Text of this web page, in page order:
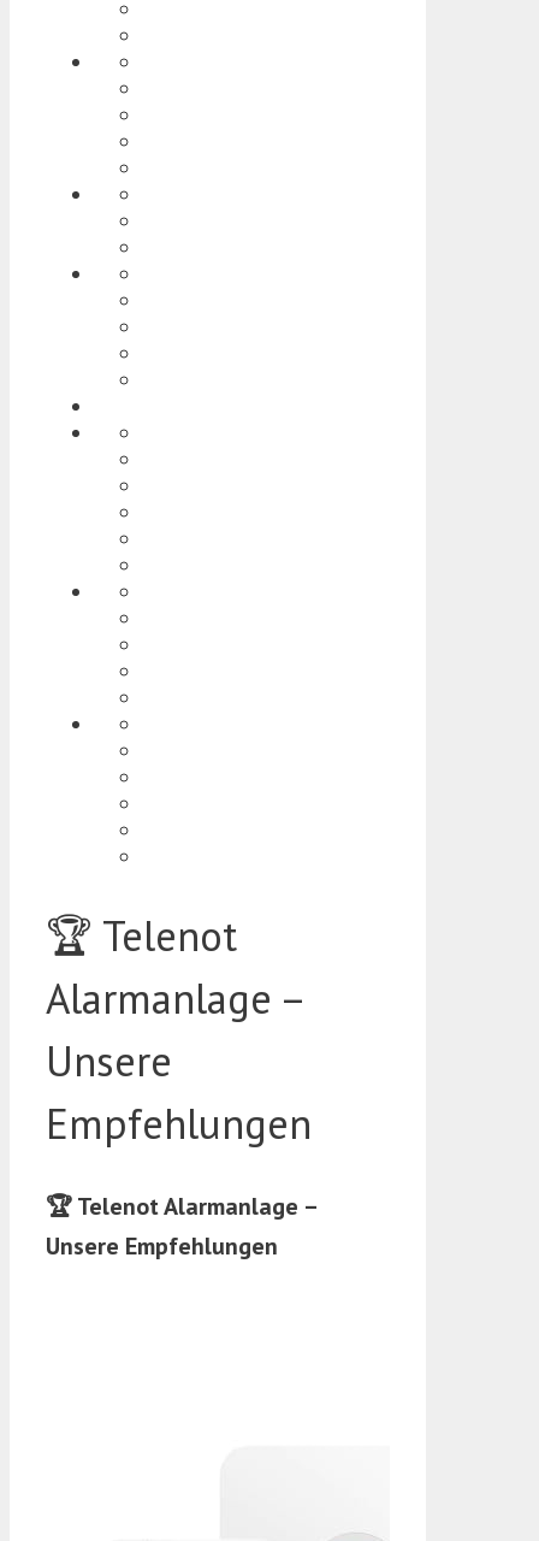
🏆 Telenot
Alarmanlage –
Unsere
Empfehlungen
🏆 Telenot Alarmanlage –
Unsere Empfehlungen